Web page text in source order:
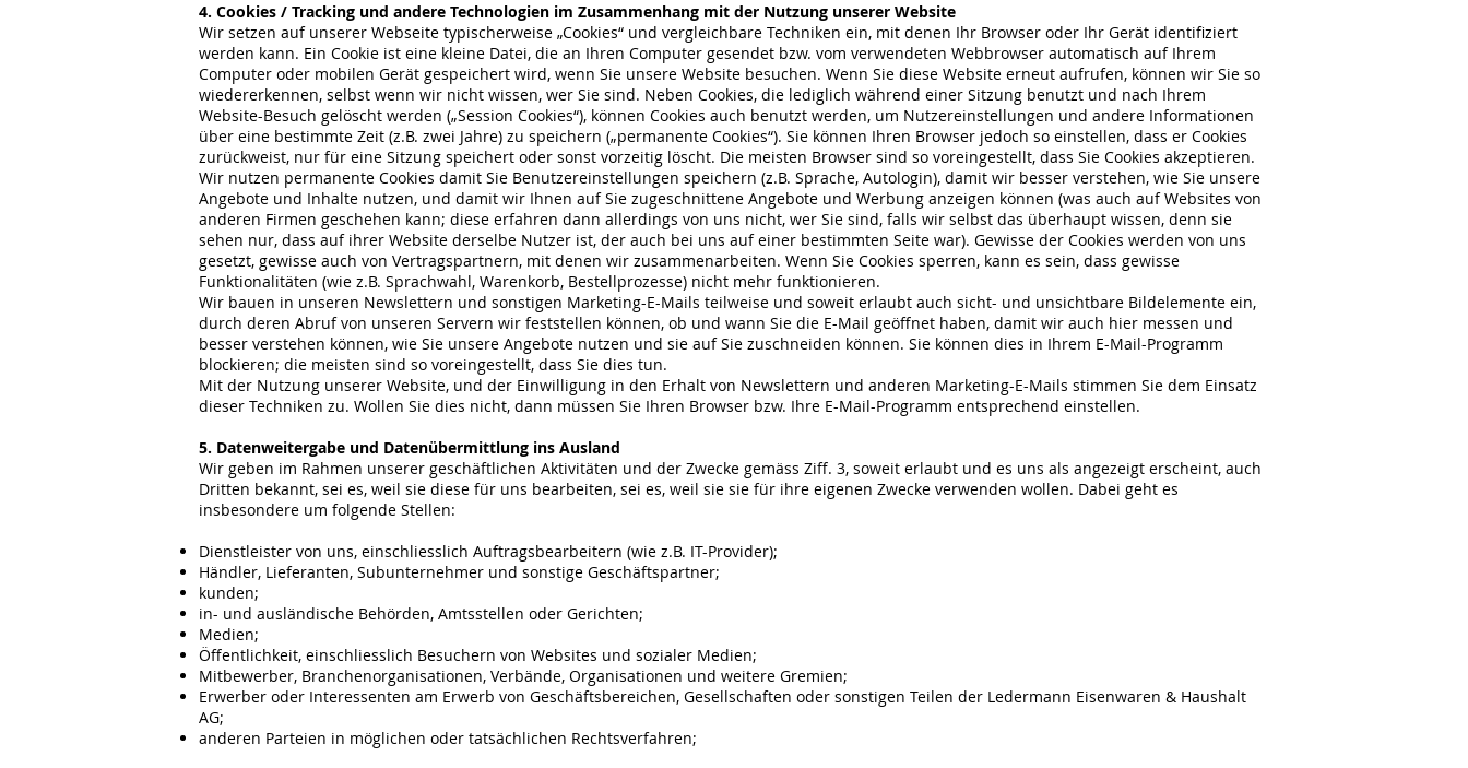
4. Cookies / Tracking und andere Technologien im Zusammenhang mit der Nutzung unserer Website
Wir setzen auf unserer Webseite typischerweise „Cookies“ und vergleichbare Techniken ein, mit denen Ihr Browser oder Ihr Gerät identifiziert
werden kann. Ein Cookie ist eine kleine Datei, die an Ihren Computer gesendet bzw. vom verwendeten Webbrowser automatisch auf Ihrem
Computer oder mobilen Gerät gespeichert wird, wenn Sie unsere Website besuchen. Wenn Sie diese Website erneut aufrufen, können wir Sie so
wiedererkennen, selbst wenn wir nicht wissen, wer Sie sind. Neben Cookies, die lediglich während einer Sitzung benutzt und nach Ihrem
Website-Besuch gelöscht werden („Session Cookies“), können Cookies auch benutzt werden, um Nutzereinstellungen und andere Informationen
über eine bestimmte Zeit (z.B. zwei Jahre) zu speichern („permanente Cookies“). Sie können Ihren Browser jedoch so einstellen, dass er Cookies
zurückweist, nur für eine Sitzung speichert oder sonst vorzeitig löscht. Die meisten Browser sind so voreingestellt, dass Sie Cookies akzeptieren.
Wir nutzen permanente Cookies damit Sie Benutzereinstellungen speichern (z.B. Sprache, Autologin), damit wir besser verstehen, wie Sie unsere
Angebote und Inhalte nutzen, und damit wir Ihnen auf Sie zugeschnittene Angebote und Werbung anzeigen können (was auch auf Websites von
anderen Firmen geschehen kann; diese erfahren dann allerdings von uns nicht, wer Sie sind, falls wir selbst das überhaupt wissen, denn sie
sehen nur, dass auf ihrer Website derselbe Nutzer ist, der auch bei uns auf einer bestimmten Seite war). Gewisse der Cookies werden von uns
gesetzt, gewisse auch von Vertragspartnern, mit denen wir zusammenarbeiten. Wenn Sie Cookies sperren, kann es sein, dass gewisse
Funktionalitäten (wie z.B. Sprachwahl, Warenkorb, Bestellprozesse) nicht mehr funktionieren.
Wir bauen in unseren Newslettern und sonstigen Marketing-E-Mails teilweise und soweit erlaubt auch sicht- und unsichtbare Bildelemente ein,
durch deren Abruf von unseren Servern wir feststellen können, ob und wann Sie die E-Mail geöffnet haben, damit wir auch hier messen und
besser verstehen können, wie Sie unsere Angebote nutzen und sie auf Sie zuschneiden können. Sie können dies in Ihrem E-Mail-Programm
blockieren; die meisten sind so voreingestellt, dass Sie dies tun.
Mit der Nutzung unserer Website, und der Einwilligung in den Erhalt von Newslettern und anderen Marketing-E-Mails stimmen Sie dem Einsatz
dieser Techniken zu. Wollen Sie dies nicht, dann müssen Sie Ihren Browser bzw. Ihre E-Mail-Programm entsprechend einstellen.
5. Datenweitergabe und Datenübermittlung ins Ausland
Wir geben im Rahmen unserer geschäftlichen Aktivitäten und der Zwecke gemäss Ziff. 3, soweit erlaubt und es uns als angezeigt erscheint, auch
Dritten bekannt, sei es, weil sie diese für uns bearbeiten, sei es, weil sie sie für ihre eigenen Zwecke verwenden wollen. Dabei geht es
insbesondere um folgende Stellen:
Dienstleister von uns, einschliesslich Auftragsbearbeitern (wie z.B. IT-Provider);
Händler, Lieferanten, Subunternehmer und sonstige Geschäftspartner;
kunden;
in- und ausländische Behörden, Amtsstellen oder Gerichten;
Medien;
Öffentlichkeit, einschliesslich Besuchern von Websites und sozialer Medien;
Mitbewerber, Branchenorganisationen, Verbände, Organisationen und weitere Gremien;
Erwerber oder Interessenten am Erwerb von Geschäftsbereichen, Gesellschaften oder sonstigen Teilen der Ledermann Eisenwaren & Haushalt
AG;
anderen Parteien in möglichen oder tatsächlichen Rechtsverfahren;